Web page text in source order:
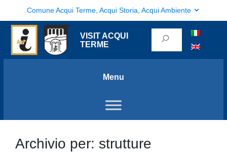
Comune Acqui Terme, Acqui Storia, Acqui Ambiente
VISIT ACQUI
TERME
Menu
Archivio per: strutture